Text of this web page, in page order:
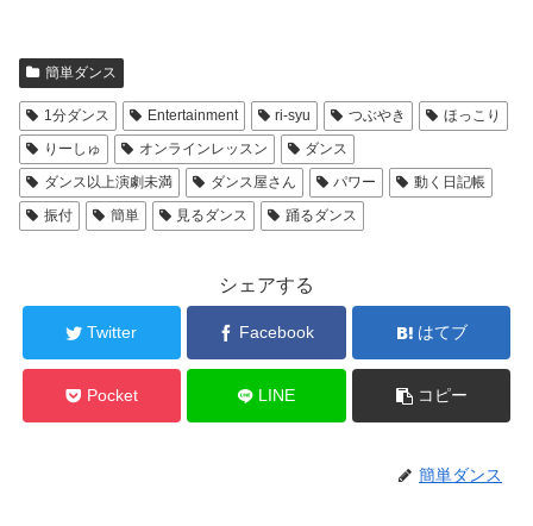
簡単ダンス
1分ダンス Entertainment ri-syu つぶやき
ほっこり
りーしゅ
オンラインレッスン
ダンス
ダンス以上演劇未満
ダンス屋さん パワー
動く日記帳
振付
簡単 見るダンス 踊るダンス
シェアする
Twitter Facebook はてブ
Pocket LINE コピー
簡単ダンス